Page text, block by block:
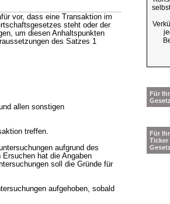
vor, dass eine Transaktion im
steht oder der
um diesen Anhaltspunkten
des Satzes 1
allen sonstigen
treffen.
aufgrund des
Ersuchen hat die Angaben
soll die Gründe für
aufgehoben, sobald
Für
Für
Ticker